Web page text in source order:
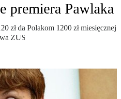
premiera Pawlaka
zł da Polakom 1200 zł miesięcznej
ZUS